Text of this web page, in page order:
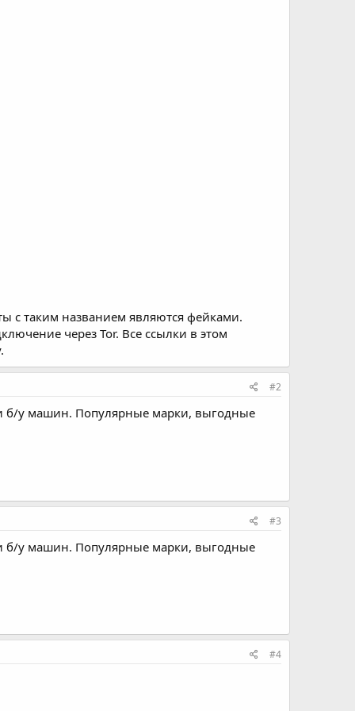
с таким названием являются фейками.
через Tor. Все ссылки в этом
#2
б/у машин. Популярные марки, выгодные
#3
б/у машин. Популярные марки, выгодные
#4